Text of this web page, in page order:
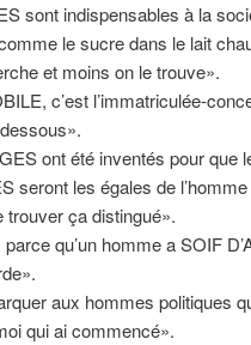
sont indispensables à la
le sucre dans le lait
et moins on le trouve».
c’est l’immatriculée-
ont été inventés pour que
seront les égales de
trouver ça distingué».
parce qu’un homme a SOIF
aux hommes politiques
qui ai commencé».